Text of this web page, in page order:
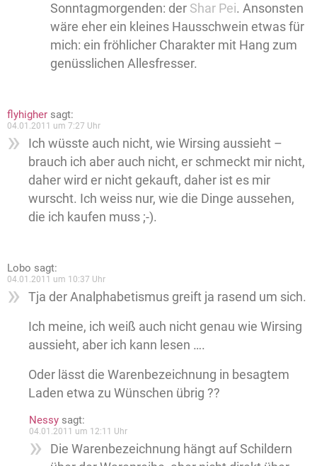
Sonntagmorgenden: der Shar Pei. Ansonsten
wäre eher ein kleines Hausschwein etwas für
mich: ein fröhlicher Charakter mit Hang zum
genüsslichen Allesfresser.
flyhigher sagt:
04.01.2011 um 7:27 Uhr
Ich wüsste auch nicht, wie Wirsing aussieht –
brauch ich aber auch nicht, er schmeckt mir nicht,
daher wird er nicht gekauft, daher ist es mir
wurscht. Ich weiss nur, wie die Dinge aussehen,
die ich kaufen muss ;-).
Lobo sagt:
04.01.2011 um 10:37 Uhr
Tja der Analphabetismus greift ja rasend um sich.
Ich meine, ich weiß auch nicht genau wie Wirsing
aussieht, aber ich kann lesen ….
Oder lässt die Warenbezeichnung in besagtem
Laden etwa zu Wünschen übrig ??
Nessy sagt:
04.01.2011 um 12:11 Uhr
Die Warenbezeichnung hängt auf Schildern